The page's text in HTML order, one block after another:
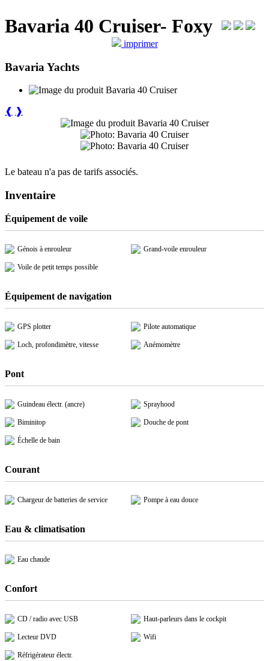
Bavaria 40 Cruiser- Foxy
imprimer
Bavaria Yachts
❰ ❱
Le bateau n'a pas de tarifs associés.
Inventaire
Équipement de voile
Génois à enrouleur Grand-voile enrouleur
Voile de petit temps possible
Équipement de navigation
GPS plotter Pilote automatique
Loch, profondimètre, vitesse Anémomètre
Pont
Guindeau électr. (ancre) Sprayhood
Biminitop Douche de pont
Échelle de bain
Courant
Chargeur de batteries de service Pompe à eau douce
Eau & climatisation
Eau chaude
Confort
CD / radio avec USB Haut-parleurs dans le cockpit
Lecteur DVD Wifi
Réfrigérateur électr.